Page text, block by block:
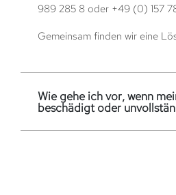
989 285 8 oder +49 (0) 157
Gemeinsam finden wir eine
Wie gehe ich vor, wenn
beschädigt oder